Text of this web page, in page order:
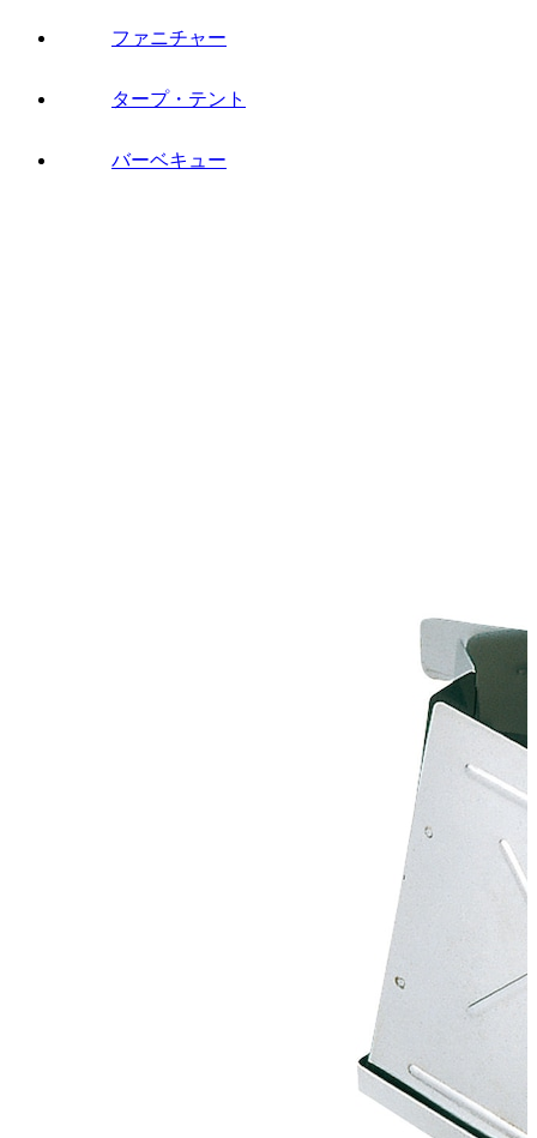
ファニチャー
タープ・テント
バーベキュー